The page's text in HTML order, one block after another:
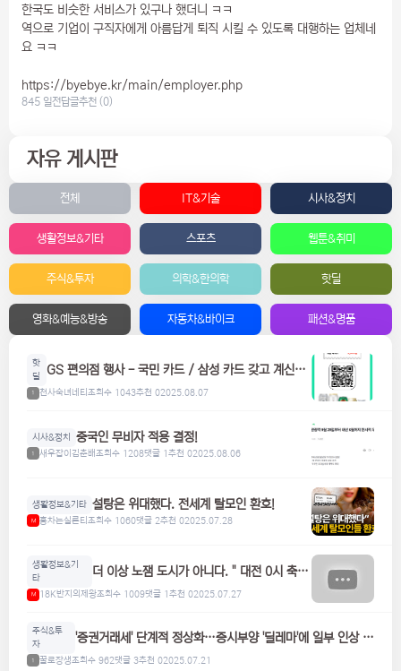
한국도 비슷한 서비스가 있구나 했더니 ㅋㅋ
역으로 기업이 구직자에게 아름답게 퇴직 시킬 수 있도록 대행하는 업체네
요 ㅋㅋ
https://byebye.kr/main/employer.php
845 일전답글추천 (0)
자유 게시판
전체 IT&기술 시사&정치
생활정보&기타 스포츠 웹툰&취미
주식&투자 의학&한의학 핫딜
영화&예능&방송 자동차&바이크 패션&명품
핫
딜
GS 편의점 행사 - 국민 카드 / 삼성 카드 갖고 계신분
1 천사숙녀네티조회수 1043추천 02025.08.07
시사&정치 중국인 무비자 적용 결정!
1 새우잡이김춘배조회수 1208댓글 1추천 02025.08.06
생활정보&기타 설탕은 위대했다. 전세계 탈모인 환호!
M 홍차는실론티조회수 1060댓글 2추천 02025.07.28
생활정보&기
타
더 이상 노잼 도시가 아니다. " 대전 0시 축
M 18K반지의제왕조회수 1009댓글 1추천 02025.07.27
주식&투
자
'증권거래세' 단계적 정상화…증시부양 '딜레마'에 일부 인상 검
1 꿀로장생조회수 962댓글 3추천 02025.07.21